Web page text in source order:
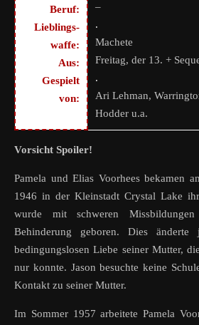
Beruf:
Lieblings-
waffe:
Aus:
Gespielt
von:
–
.
Machete
Freitag, der 13. +
.
Ari Lehman,
Hodder u.a.
Vorsicht Spoiler!
Pamela und Elias Voorhees bekamen
1946 in der Kleinstadt Crystal Lake
wurde mit schweren
Behinderung geboren. Dies
bedingungslosen Liebe seiner Mutter,
nur konnte. Jason besuchte keine
Kontakt zu seiner Mutter.
Im Sommer 1957 arbeitete Pamela